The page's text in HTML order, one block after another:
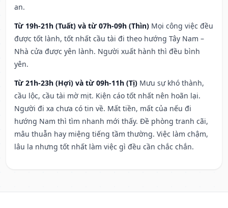
an.
Từ 19h-21h (Tuất) và từ 07h-09h (Thìn) Mọi công việc đều
được tốt lành, tốt nhất cầu tài đi theo hướng Tây Nam –
Nhà cửa được yên lành. Người xuất hành thì đều bình
yên.
Từ 21h-23h (Hợi) và từ 09h-11h (Tị) Mưu sự khó thành,
cầu lộc, cầu tài mờ mịt. Kiện cáo tốt nhất nên hoãn lại.
Người đi xa chưa có tin về. Mất tiền, mất của nếu đi
hướng Nam thì tìm nhanh mới thấy. Đề phòng tranh cãi,
mâu thuẫn hay miệng tiếng tầm thường. Việc làm chậm,
lâu la nhưng tốt nhất làm việc gì đều cần chắc chắn.